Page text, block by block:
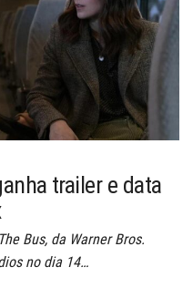
trailer e data
Bus, da Warner Bros.
no dia 14…